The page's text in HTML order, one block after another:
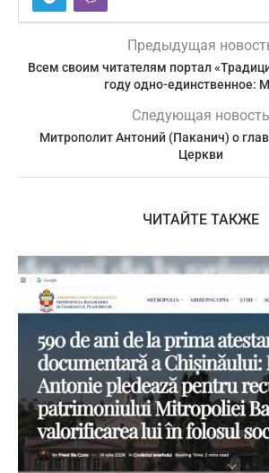
Предыдущая
Всем своим читателям портал
году одно-единственное:
Следующая новость
Митрополит Антоний (Паканич) о
Церкви
ЧИТАЙТЕ ТАКЖЕ